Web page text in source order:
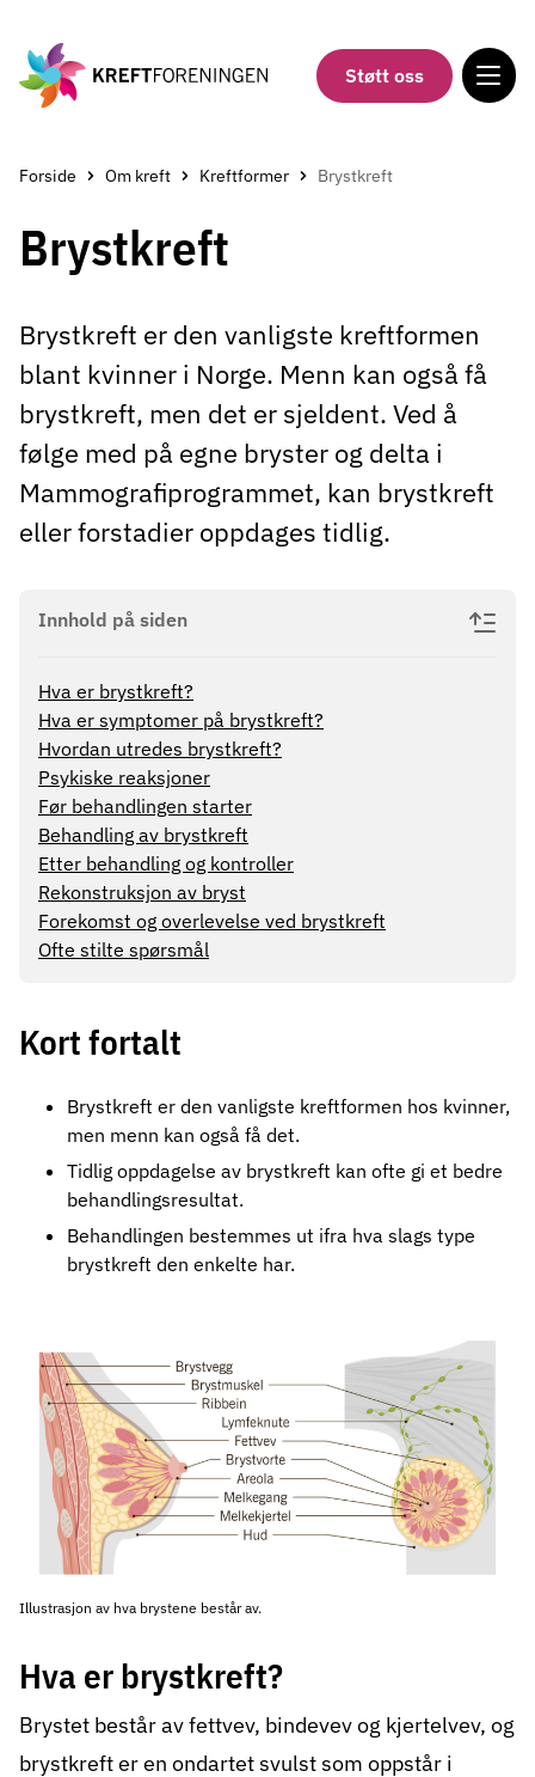
hovedinnholdet
Støtt oss
Forside Om kreft Kreftformer Brystkreft
Brystkreft
Brystkreft er den vanligste kreftformen
blant kvinner i Norge. Menn kan også få
brystkreft, men det er sjeldent. Ved å
følge med på egne bryster og delta i
Mammografiprogrammet, kan brystkreft
eller forstadier oppdages tidlig.
Innhold på siden
Hva er brystkreft?
Hva er symptomer på brystkreft?
Hvordan utredes brystkreft?
Psykiske reaksjoner
Før behandlingen starter
Behandling av brystkreft
Etter behandling og kontroller
Rekonstruksjon av bryst
Forekomst og overlevelse ved brystkreft
Ofte stilte spørsmål
Kort fortalt
Brystkreft er den vanligste kreftformen hos kvinner,
men menn kan også få det.
Tidlig oppdagelse av brystkreft kan ofte gi et bedre
behandlingsresultat.
Behandlingen bestemmes ut ifra hva slags type
brystkreft den enkelte har.
Illustrasjon av hva brystene består av.
Hva er brystkreft?
Brystet består av fettvev, bindevev og kjertelvev, og
brystkreft er en ondartet svulst som oppstår i